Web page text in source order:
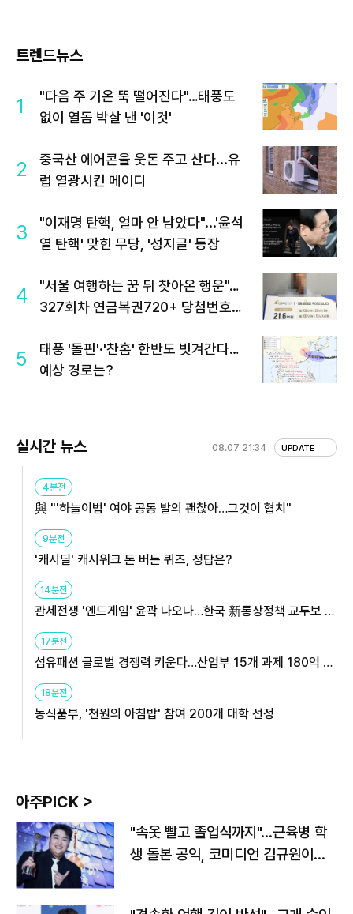
트렌드뉴스
1
"다음 주 기온 뚝 떨어진다"…태풍도
없이 열돔 박살 낸 '이것'
2
중국산 에어콘을 웃돈 주고 산다...유
럽 열광시킨 메이디
3
"이재명 탄핵, 얼마 안 남았다"...'윤석
열 탄핵' 맞힌 무당, '성지글' 등장
4
"서울 여행하는 꿈 뒤 찾아온 행운"…
327회차 연금복권720+ 당첨번호조
5
태풍 '돌핀'·'찬홈' 한반도 빗겨간다…
예상 경로는?
실시간 뉴스 08.07 21:34 UPDATE
4분전
與 "'하늘이법' 여야 공동 발의 괜찮아…그것이 협치"
9분전
'캐시딜' 캐시워크 돈 버는 퀴즈, 정답은?
14분전
관세전쟁 '엔드게임' 윤곽 나오나…한국 新통상정책 교두보 활
용해야
17분전
섬유패션 글로벌 경쟁력 키운다…산업부 15개 과제 180억 지
원
18분전
농식품부, '천원의 아침밥' 참여 200개 대학 선정
아주PICK >
"속옷 빨고 졸업식까지"…근육병 학
생 돌본 공익, 코미디언 김규원이었